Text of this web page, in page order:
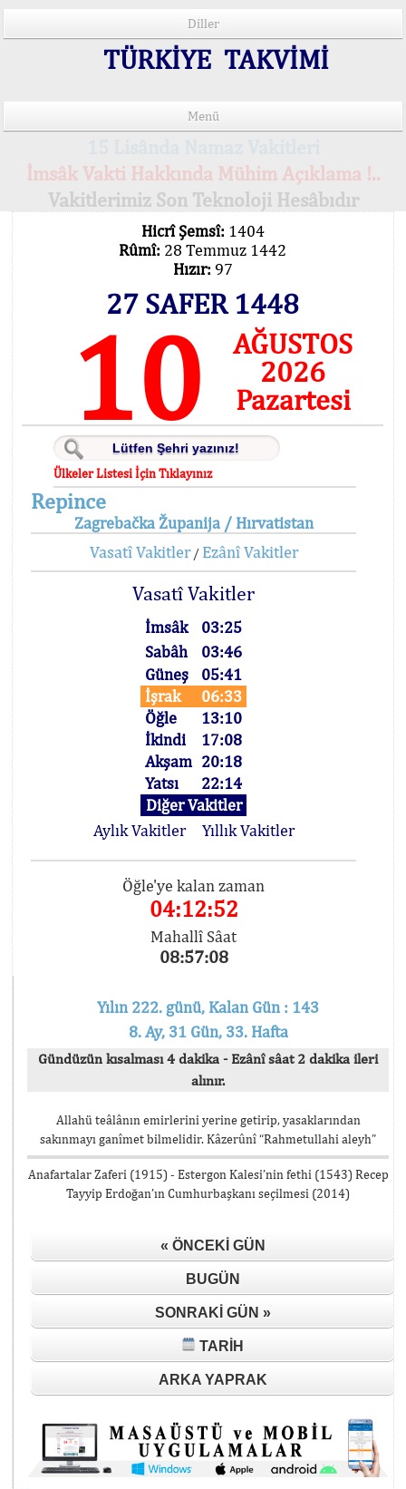
Diller
TÜRKİYE TAKVİMİ
Menü
İmsâk Vakti Hakkında Mühim Açıklama !..
Vakitlerimiz Son Teknoloji Hesâbıdır
Hicrî Şemsî: 1404
Rûmî: 28 Temmuz 1442
Hızır: 97
27 SAFER 1448
10
AĞUSTOS
2026
Pazartesi
Ülkeler Listesi İçin Tıklayınız
Repince
Zagrebačka Županija / Hırvatistan
Vasatî Vakitler/ Ezânî Vakitler
Vasatî Vakitler
İmsâk
03:25
Sabâh
03:46
Güneş
05:41
İşrak
06:33
Öğle
13:10
İkindi
17:08
Akşam 20:18
Yatsı
22:14
Diğer Vakitler
Aylık Vakitler
Yıllık Vakitler
Öğle'ye kalan zaman
04:12:52
Mahallî Sâat
08:57:08
Yılın 222. günü, Kalan Gün : 143
8. Ay, 31 Gün, 33. Hafta
Gündüzün kısalması 4 dakika - Ezânî sâat 2 dakika ileri
alınır.
Allahü teâlânın emirlerini yerine getirip, yasaklarından
sakınmayı ganîmet bilmelidir. Kâzerûnî “Rahmetullahi aleyh”
Anafartalar Zaferi (1915) - Estergon Kalesi’nin fethi (1543) Recep
Tayyip Erdoğan’ın Cumhurbaşkanı seçilmesi (2014)
« ÖNCEKI GÜN
BUGÜN
SONRAKI GÜN »
TARIH
ARKA YAPRAK